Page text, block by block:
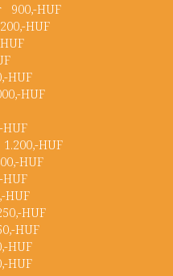
900,-HUF
HUF
HUF
HUF
HUF
HUF
HUF
HUF
HUF
HUF
HUF